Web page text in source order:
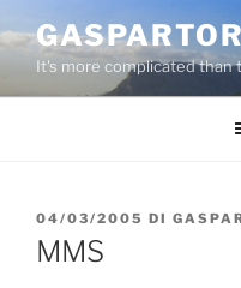
al
contenuto
It's more complicated than
PUBBLICATO
IL
04/03/2005 DI
MMS